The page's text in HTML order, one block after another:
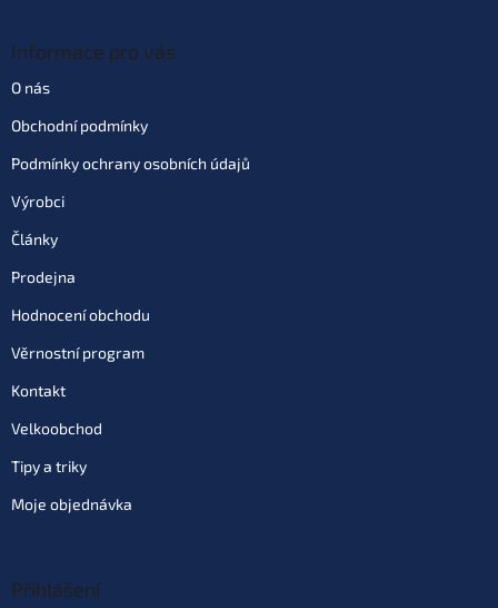
Informace pro vás
O nás
Obchodní podmínky
Podmínky ochrany osobních údajů
Výrobci
Články
Prodejna
Hodnocení obchodu
Věrnostní program
Kontakt
Velkoobchod
Tipy a triky
Moje objednávka
Přihlášení